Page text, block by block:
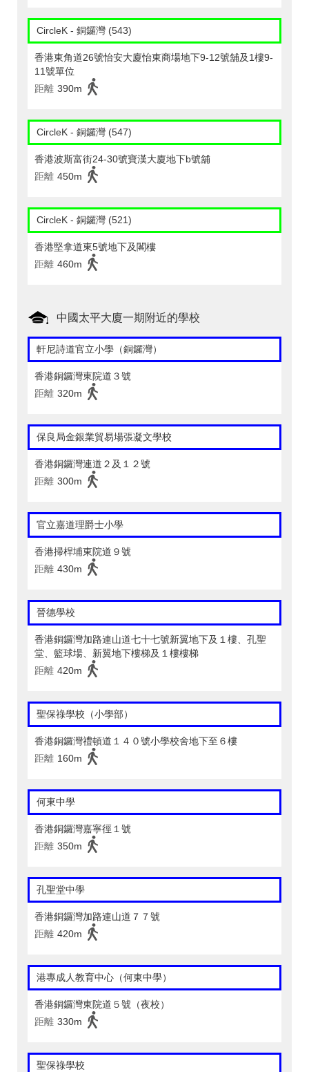
CircleK - 銅鑼灣 (543)
香港東角道26號怡安大廈怡東商場地下9-12號舖及1樓9-
11號單位
距離 390m
CircleK - 銅鑼灣 (547)
香港波斯富街24-30號寶漢大廈地下b號舖
距離 450m
CircleK - 銅鑼灣 (521)
香港堅拿道東5號地下及閣樓
距離 460m
中國太平大廈一期附近的學校
軒尼詩道官立小學（銅鑼灣）
香港銅鑼灣東院道３號
距離 320m
保良局金銀業貿易場張凝文學校
香港銅鑼灣連道２及１２號
距離 300m
官立嘉道理爵士小學
香港掃桿埔東院道９號
距離 430m
晉德學校
香港銅鑼灣加路連山道七十七號新翼地下及１樓、孔聖
堂、籃球場、新翼地下樓梯及１樓樓梯
距離 420m
聖保祿學校（小學部）
香港銅鑼灣禮頓道１４０號小學校舍地下至６樓
距離 160m
何東中學
香港銅鑼灣嘉寧徑１號
距離 350m
孔聖堂中學
香港銅鑼灣加路連山道７７號
距離 420m
港專成人教育中心（何東中學）
香港銅鑼灣東院道５號（夜校）
距離 330m
聖保祿學校